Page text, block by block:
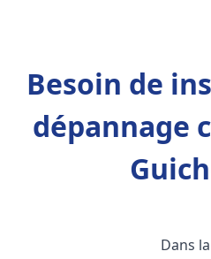
Besoin de
dépannage
Dans